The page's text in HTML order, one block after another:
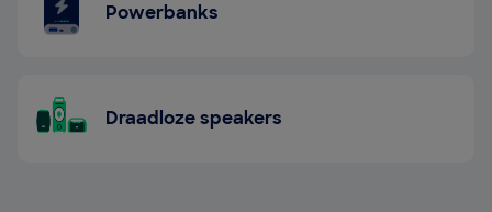
Powerbanks
Draadloze speakers